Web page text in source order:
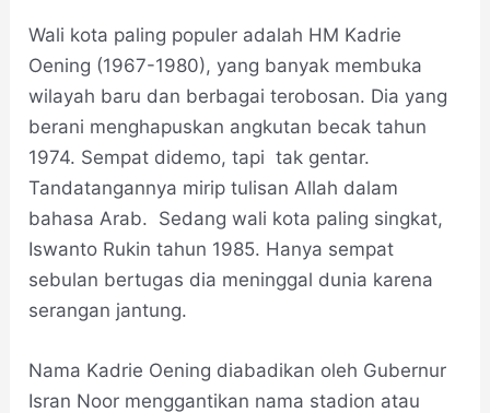
Wali kota paling populer adalah HM Kadrie
Oening (1967-1980), yang banyak membuka
wilayah baru dan berbagai terobosan. Dia yang
berani menghapuskan angkutan becak tahun
1974. Sempat didemo, tapi tak gentar.
Tandatangannya mirip tulisan Allah dalam
bahasa Arab. Sedang wali kota paling singkat,
Iswanto Rukin tahun 1985. Hanya sempat
sebulan bertugas dia meninggal dunia karena
serangan jantung.
Nama Kadrie Oening diabadikan oleh Gubernur
Isran Noor menggantikan nama stadion atau